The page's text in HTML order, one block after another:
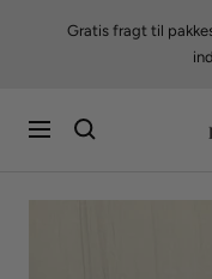
Gratis fragt til
Navigation